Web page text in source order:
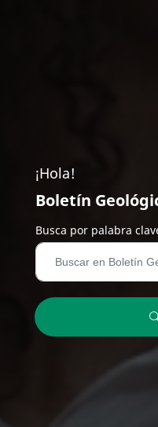
¡Hola!
Boletín
Busca por palabra